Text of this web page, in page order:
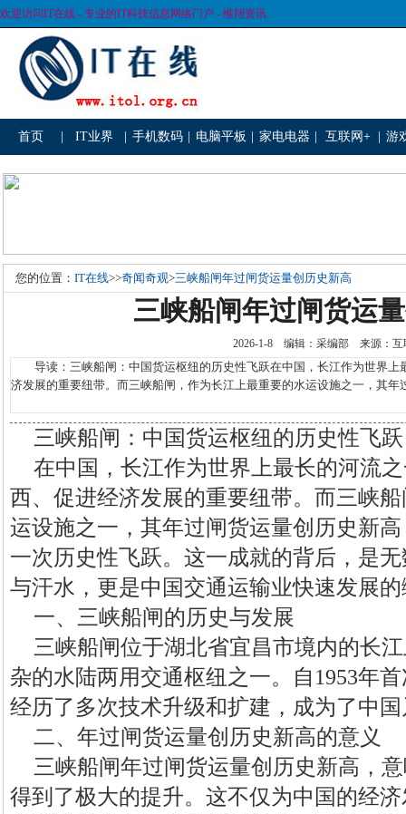
欢迎访问IT在线 - 专业的IT科技信息网络门户 - 惟翔资讯
首页 IT业界 手机数码 电脑平板 家电电器 互联网+ 游
您的位置： IT在线>>奇闻奇观>三峡船闸年过闸货运量创历史新高
三峡船闸年过闸货运
2026-1-8 编辑：采编部 来源：
导读：三峡船闸：中国货运枢纽的历史性飞跃在中国，长江作为世界上
济发展的重要纽带。而三峡船闸，作为长江上最重要的水运设施之一，其年
三峡船闸：中国货运枢纽的历史性飞跃
在中国，长江作为世界上最长的河流
西、促进经济发展的重要纽带。而三峡
运设施之一，其年过闸货运量创历史新
一次历史性飞跃。这一成就的背后，是
与汗水，更是中国交通运输业快速发展
一、三峡船闸的历史与发展
三峡船闸位于湖北省宜昌市境内的长
杂的水陆两用交通枢纽之一。自1953年
经历了多次技术升级和扩建，成为了中
二、年过闸货运量创历史新高的意义
三峡船闸年过闸货运量创历史新高，
得到了极大的提升。这不仅为中国的经